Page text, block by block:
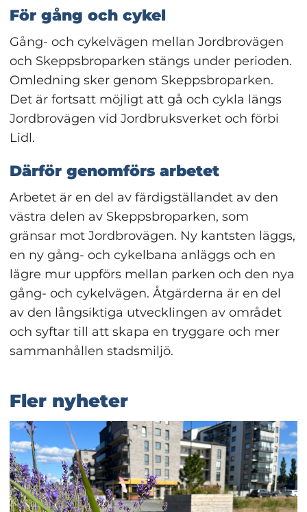
För gång och cykel
Gång- och cykelvägen mellan Jordbrovägen
och Skeppsbroparken stängs under perioden.
Omledning sker genom Skeppsbroparken.
Det är fortsatt möjligt att gå och cykla längs
Jordbrovägen vid Jordbruksverket och förbi
Lidl.
Därför genomförs arbetet
Arbetet är en del av färdigställandet av den
västra delen av Skeppsbroparken, som
gränsar mot Jordbrovägen. Ny kantsten läggs,
en ny gång- och cykelbana anläggs och en
lägre mur uppförs mellan parken och den nya
gång- och cykelvägen. Åtgärderna är en del
av den långsiktiga utvecklingen av området
och syftar till att skapa en tryggare och mer
sammanhållen stadsmiljö.
Fler nyheter